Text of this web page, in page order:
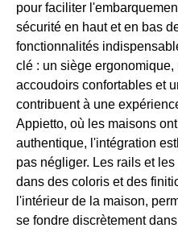
pour faciliter
sécurité en haut et en bas
fonctionnalités
clé : un siège
accoudoirs confortables et
contribuent à une
Appietto, où les maisons
authentique, l'intégration
pas négliger. Les rails et
dans des coloris et des
l'intérieur de la maison,
se fondre discrètement